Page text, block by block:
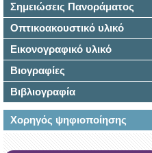
Σημειώσεις Πανοράματος
Οπτικοακουστικό υλικό
Εικονογραφικό υλικό
Βιογραφίες
Βιβλιογραφία
Χορηγός ψηφιοποίησης